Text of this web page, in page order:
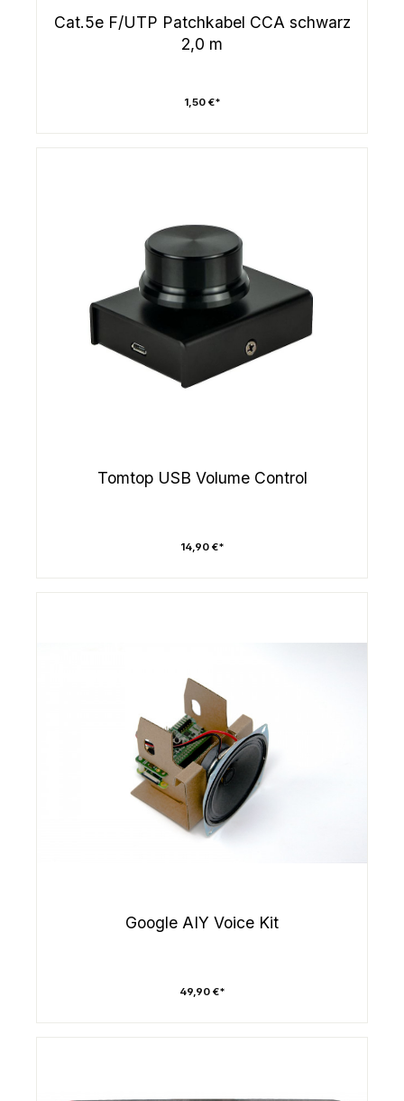
Cat.5e F/UTP Patchkabel CCA schwarz
2,0 m
1,50 €*
Tomtop USB Volume Control
14,90 €*
Google AIY Voice Kit
49,90 €*